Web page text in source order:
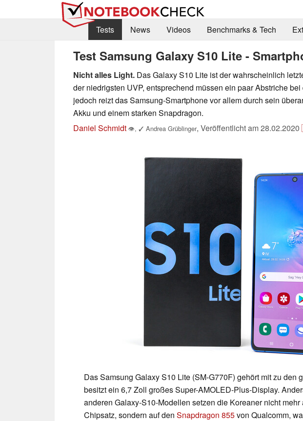
Tests
News Videos Benchmarks & Tech
Test Samsung Galaxy S10 Lite -
Nicht alles Light. Das Galaxy S10 Lite ist der wahrscheinlich
der niedrigsten UVP, entsprechend müssen ein paar Abstriche
jedoch reizt das Samsung-Smartphone vor allem durch sein
Akku und einem starken Snapdragon.
Daniel Schmidt 👁, ✓ Andrea Grüblinger, Veröffentlicht am28.02.2020
Das Samsung Galaxy S10 Lite (SM-G770F) gehört mit zu den
besitzt ein 6,7 Zoll großes Super-AMOLED-Plus-Display.
anderen Galaxy-S10-Modellen setzen die Koreaner nicht
Chipsatz, sondern auf den Snapdragon 855von Qualcomm,